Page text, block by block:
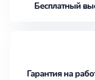
Бесплатный
Гарантия на